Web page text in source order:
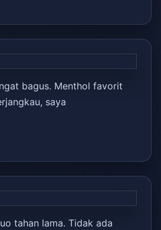
bagus. Menthol favorit
saya
tahan lama. Tidak ada